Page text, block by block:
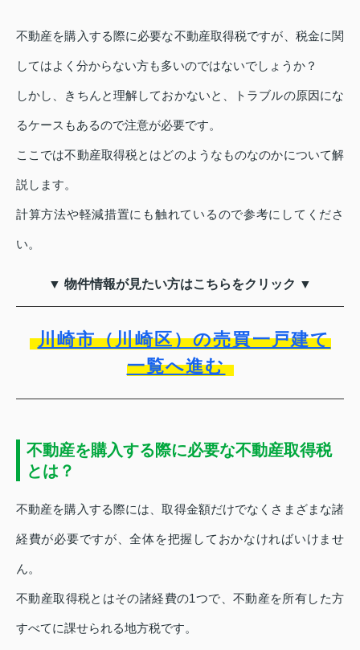
不動産を購入する際に必要な不動産取得税ですが、税金に関
してはよく分からない方も多いのではないでしょうか？
しかし、きちんと理解しておかないと、トラブルの原因にな
るケースもあるので注意が必要です。
ここでは不動産取得税とはどのようなものなのかについて解
説します。
計算方法や軽減措置にも触れているので参考にしてくださ
い。
▼ 物件情報が見たい方はこちらをクリック ▼
川崎市（川崎区）の売買一戸建て
一覧へ進む
不動産を購入する際に必要な不動産取得税
とは？
不動産を購入する際には、取得金額だけでなくさまざまな諸
経費が必要ですが、全体を把握しておかなければいけませ
ん。
不動産取得税とはその諸経費の1つで、不動産を所有した方
すべてに課せられる地方税です。